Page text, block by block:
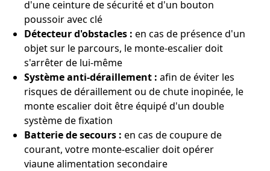
d'une ceinture de sécurité et d'un bouton
poussoir avec clé
Détecteur d'obstacles : en cas de présence d'un
objet sur le parcours, le monte-escalier doit
s'arrêter de lui-même
Système anti-déraillement : afin de éviter les
risques de déraillement ou de chute inopinée, le
monte escalier doit être équipé d'un double
système de fixation
Batterie de secours : en cas de coupure de
courant, votre monte-escalier doit opérer
viaune alimentation secondaire